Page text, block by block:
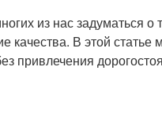
из нас задуматься о
качества. В этой статье
привлечения